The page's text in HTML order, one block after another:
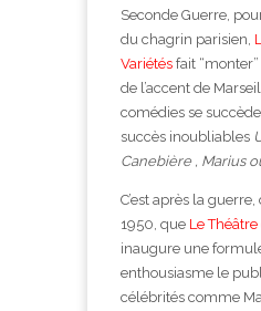
Seconde Guerre,
du chagrin parisien,
Variétés fait
de l’accent de
comédies se
succès inoubliables
Canebière , Marius
C’est après la
1950, que Le
inaugure une
enthousiasme le
célébrités comme